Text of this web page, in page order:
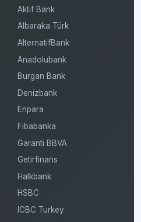
Aktif Bank
Albaraka Türk
AlternatifBank
Anadolubank
Burgan Bank
Denizbank
Enpara
Fibabanka
Garanti BBVA
Getirfinans
Halkbank
HSBC
ICBC Turkey